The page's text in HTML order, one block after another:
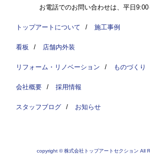
お電話でのお問い合わせは、平日
トップアートについて / 施工事例
看板 / 店舗内外装
リフォーム・リノベーション / ものづくり
会社概要 / 採用情報
スタッフブログ / お知らせ
copyright © 株式会社トップアートセクション All